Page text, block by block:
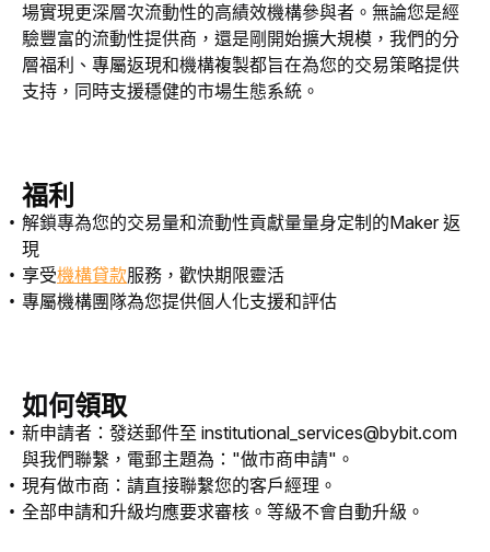
場實現更深層次流動性的高績效機構參與者。無論您是經
驗豐富的流動性提供商，還是剛開始擴大規模 ，我們的分
層福利、 專屬返現和機構複製都旨在為您的交易策略提供
支持 ，同時支援穩健的市場生態系統。
福利
解鎖專為您的交易量和流動性貢獻量量身定制 的Maker 返
現
享受機構貸款服務， 歡快期限靈活
專屬機構團隊為您提供個人化支援和評估
如何領取
新申請者：發送郵件至 institutional_services@bybit.com
與我們聯繫，電郵主題為："做市商申請"。
現有做市商：請直接聯繫您的客戶經理。
全部申請和升級均應要求審核。等級不會自動升級。